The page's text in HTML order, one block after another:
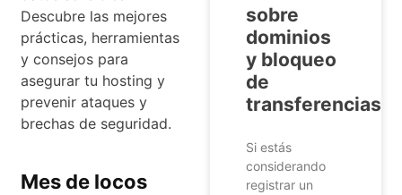
Descubre las mejores
prácticas, herramientas
y consejos para
asegurar tu hosting y
prevenir ataques y
brechas de seguridad.
Mes de locos
sobre
dominios
y bloqueo
de
transferencias
Si estás
considerando
registrar un